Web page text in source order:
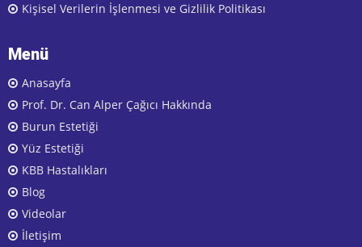
Kişisel Verilerin İşlenmesi ve Gizlilik Politikası
Menü
Anasayfa
Prof. Dr. Can Alper Çağıcı Hakkında
Burun Estetiği
Yüz Estetiği
KBB Hastalıkları
Blog
Videolar
İletişim